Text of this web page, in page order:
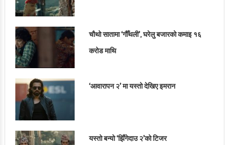
चौथो सातामा ‘गौँथली’, घरेलु बजारको कमाइ १६
करोड माथि
‘आवारापन २’ मा यस्तो देखिए इमरान
यस्तो बन्यो ‘झिँगेदाउ २’को टिजर